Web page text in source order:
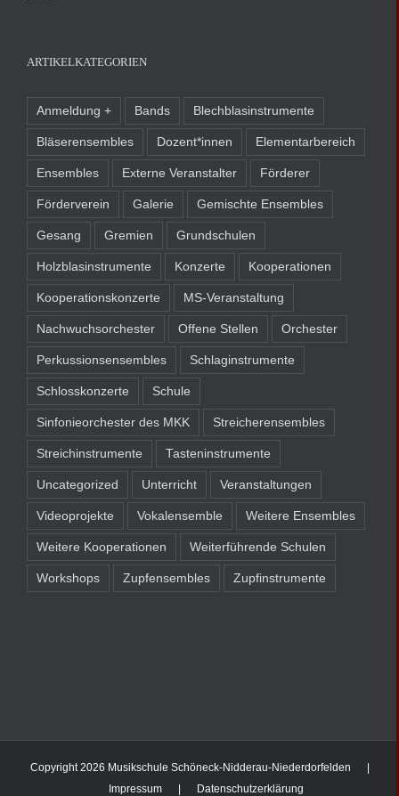
ARTIKELKATEGORIEN
Anmeldung + Bands Blechblasinstrumente
Bläserensembles Dozent*innen Elementarbereich
Ensembles Externe Veranstalter Förderer
Förderverein Galerie Gemischte Ensembles
Gesang Gremien Grundschulen
Holzblasinstrumente Konzerte Kooperationen
Kooperationskonzerte MS-Veranstaltung
Nachwuchsorchester Offene Stellen Orchester
Perkussionsensembles Schlaginstrumente
Schlosskonzerte Schule
Sinfonieorchester des MKK Streicherensembles
Streichinstrumente Tasteninstrumente
Uncategorized Unterricht Veranstaltungen
Videoprojekte Vokalensemble Weitere Ensembles
Weitere Kooperationen Weiterführende Schulen
Workshops Zupfensembles Zupfinstrumente
Copyright2026 Musikschule Schöneck-Nidderau-Niederdorfelden |
Impressum
Datenschutzerklärung